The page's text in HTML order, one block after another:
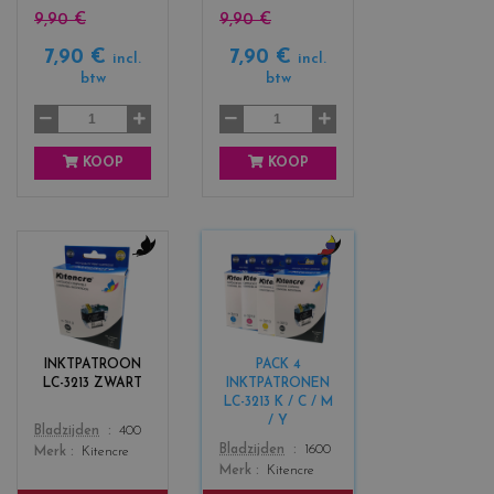
9,90 €
7,90 €
incl.
btw
KOOP
9,90 €
7,90 €
incl.
btw
KOOP
INKTPATROON
LC-3213 ZWART
Color
r
s
l
Bladzijden
400
Merk
Kitencre
PACK 4
INKTPATRONEN
LC-3213 K / C / M
/ Y
Color
c
o
o
s
_
Bladzijden
1600
Merk
Kitencre